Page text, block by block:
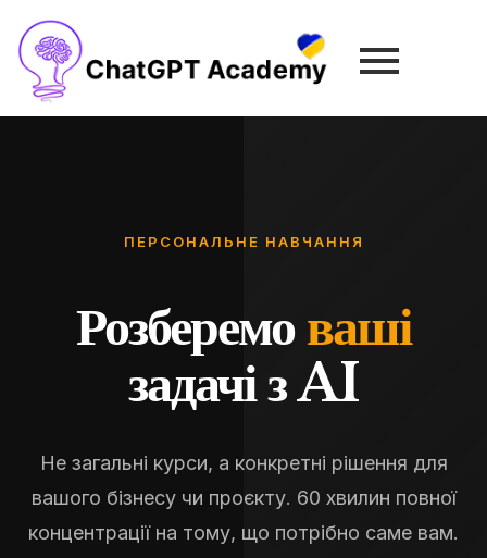
ПЕРСОНАЛЬНЕ НАВЧАННЯ
Розберемоваші
задачі з AI
Не загальні курси, а конкретні рішення для
вашого бізнесу чи проєкту. 60 хвилин повної
концентрації на тому, що потрібно саме вам.